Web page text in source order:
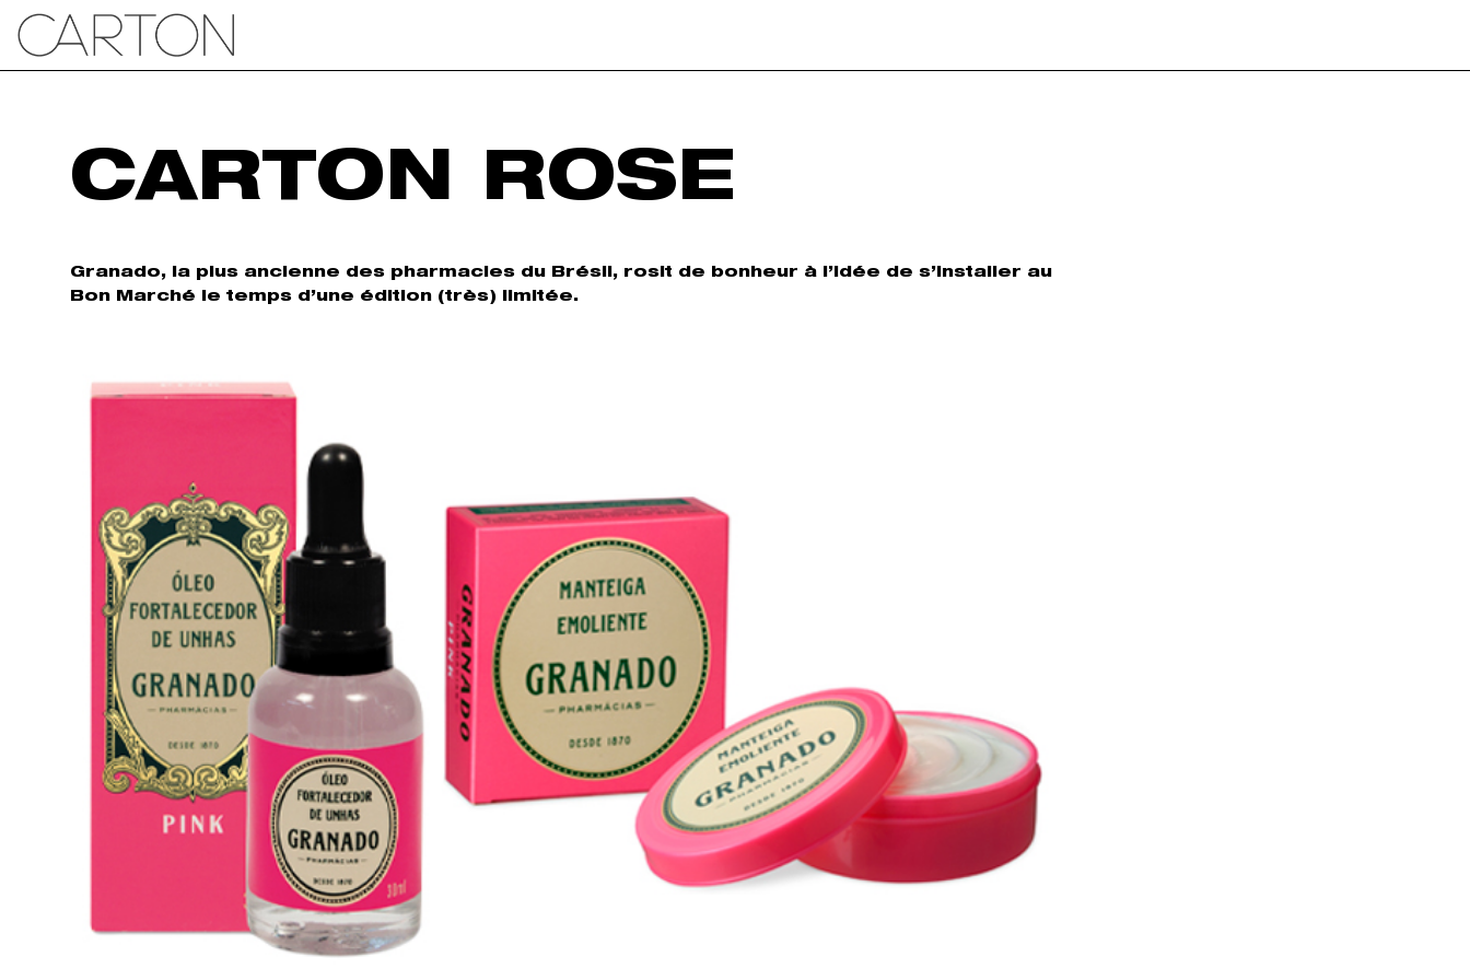
CARTON ROSE
Granado, la plus ancienne des pharmacies du Brésil, rosit de bonheur à l’idée de s’installer au
Bon Marché le temps d’une édition (très) limitée.